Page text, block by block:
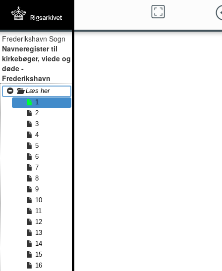
Frederikshavn Sogn
Navneregister til
kirkebøger, viede og
døde -
Frederikshavn
Læs her
1
2
3
4
5
6
7
8
9
10
11
12
13
14
15
16